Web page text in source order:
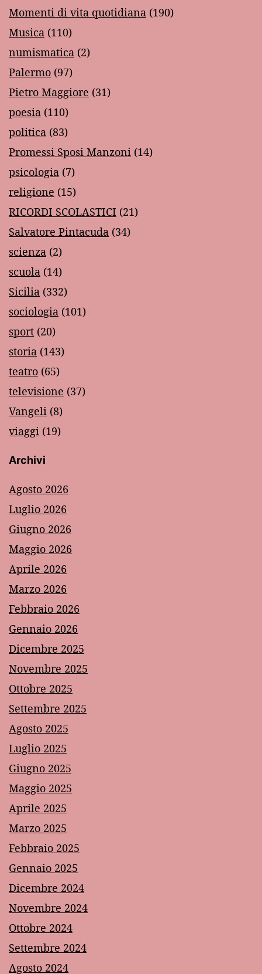
Momenti di vita quotidiana (190)
Musica (110)
numismatica (2)
Palermo (97)
Pietro Maggiore (31)
poesia (110)
politica (83)
Promessi Sposi Manzoni (14)
psicologia (7)
religione (15)
RICORDI SCOLASTICI (21)
Salvatore Pintacuda (34)
scienza (2)
scuola (14)
Sicilia (332)
sociologia (101)
sport (20)
storia (143)
teatro (65)
televisione (37)
Vangeli (8)
viaggi (19)
Archivi
Agosto 2026
Luglio 2026
Giugno 2026
Maggio 2026
Aprile 2026
Marzo 2026
Febbraio 2026
Gennaio 2026
Dicembre 2025
Novembre 2025
Ottobre 2025
Settembre 2025
Agosto 2025
Luglio 2025
Giugno 2025
Maggio 2025
Aprile 2025
Marzo 2025
Febbraio 2025
Gennaio 2025
Dicembre 2024
Novembre 2024
Ottobre 2024
Settembre 2024
Agosto 2024